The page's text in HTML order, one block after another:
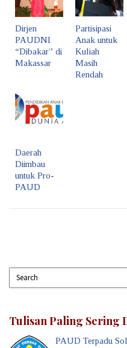
Dirjen
PAUDNI
“Dibakar” di
Makassar
Partisipasi
Anak untuk
Kuliah
Masih
Rendah
Daerah
Diimbau
untuk Pro-
PAUD
Tulisan Paling Sering
PAUD Terpadu